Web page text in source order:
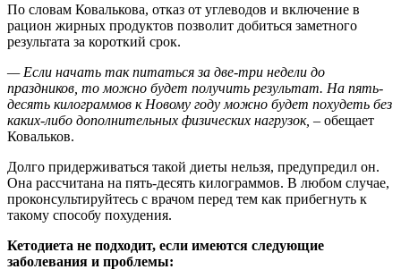
По словам Ковалькова, отказ от углеводов и включение в
рацион жирных продуктов позволит добиться заметного
результата за короткий срок.
— Если начать так питаться за две-три недели до
праздников, то можно будет получить результат. На пять-
десять килограммов к Новому году можно будет похудеть без
каких-либо дополнительных физических нагрузок, – обещает
Ковальков.
Долго придерживаться такой диеты нельзя, предупредил он.
Она рассчитана на пять-десять килограммов. В любом случае,
проконсультируйтесь с врачом перед тем как прибегнуть к
такому способу похудения.
Кетодиета не подходит, если имеются следующие
заболевания и проблемы: